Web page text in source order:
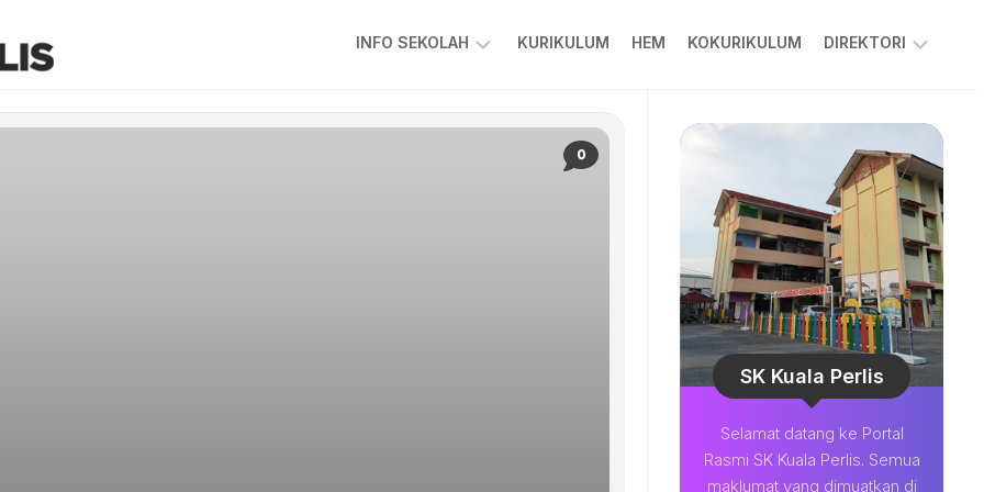
INFO SEKOLAH
&
KURIKULUM HEM KOKURIKULUM DIREKTORI
PIBG
COLARIAN
CHANNEL
MUAT
TURUN
BESTARI
SOALAN
LAZIM
0
SK Kuala Perlis
Selamat datang ke Portal
Rasmi SK Kuala Perlis. Semua
maklumat yang dimuatkan di